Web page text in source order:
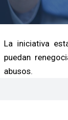
La iniciativa
puedan
abusos.